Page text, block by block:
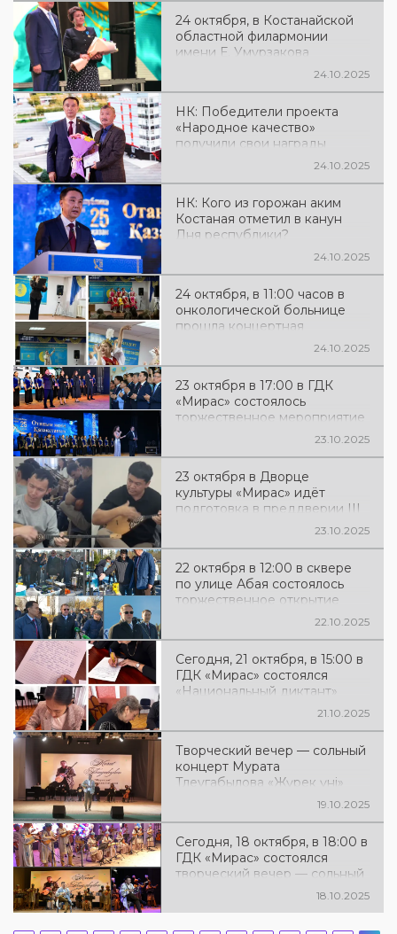
24 октября, в Костанайской
областной филармонии
имени Е. Умурзакова
состоялся торжественный
Указом Президента
Республики Казахстан
руководитель ГУ «Отдела
культуры и развития языков
акимата города Костанай»
Азимжанова Сауле
Иркановна была награждена
медалью «Ерен еңбегі үшін»
24.10.2025
НК: Победители проекта
«Народное качество»
получили свои награды
24.10.2025
НК: Кого из горожан аким
Костаная отметил в канун
Дня республики?
24.10.2025
24 октября, в 11:00 часов в
онкологической больнице
прошла концертная
программа «Туған жерім -24.10.2025
23 октября в 17:00 в ГДК
«Мирас» состоялось
торжественное мероприятие
«Отаным менің – Қазақстаным»,
23.10.2025
23 октября в Дворце
культуры «Мирас» идёт
подготовка в преддверии III
городского командного23.10.2025
22 октября в 12:00 в сквере
по улице Абая состоялось
торжественное открытие
22.10.2025
Сегодня, 21 октября, в 15:00 в
ГДК «Мирас» состоялся
«Национальный диктант»
21.10.2025
Творческий вечер — сольный
концерт Мурата
Тлеугабылова «Жүрек үні»
19.10.2025
Сегодня, 18 октября, в 18:00 в
ГДК «Мирас» состоялся
творческий вечер — сольный
18.10.2025